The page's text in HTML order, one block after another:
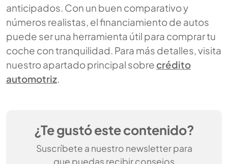
anticipados. Con un buen comparativo y
números realistas, el financiamiento de autos
puede ser una herramienta útil para comprar tu
coche con tranquilidad. Para más detalles, visita
nuestro apartado principal sobre crédito
automotriz
¿Te gustó este contenido?
Suscríbete a nuestro newsletter para
que puedas recibir consejos